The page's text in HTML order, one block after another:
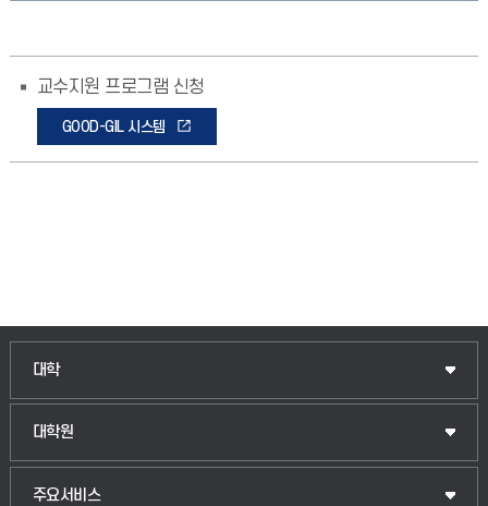
교수지원 프로그램 신청
GOOD-GIL 시스템
대학
인문융합공공인재학부
법경영학부
대학원
일반대학원
산업대학원
주요서비스
입학안내